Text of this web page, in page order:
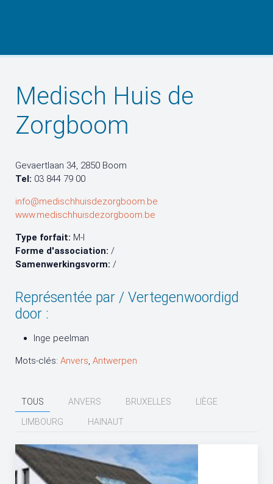
Medisch Huis de
Zorgboom
Gevaertlaan 34, 2850 Boom
Tel: 03 844 79 00
info@medischhuisdezorgboom.be
www.medischhuisdezorgboom.be
Type forfait: M-I
Forme d'association: /
Samenwerkingsvorm: /
Représentée par / Vertegenwoordigd
door :
Inge peelman
Mots-clés: Anvers, Antwerpen
TOUS ANVERS BRUXELLES LIÈGE
LIMBOURG HAINAUT